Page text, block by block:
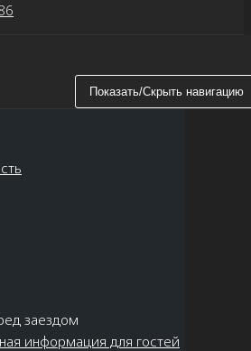
Показать/Скрыть навигацию
заездом
информация для гостей